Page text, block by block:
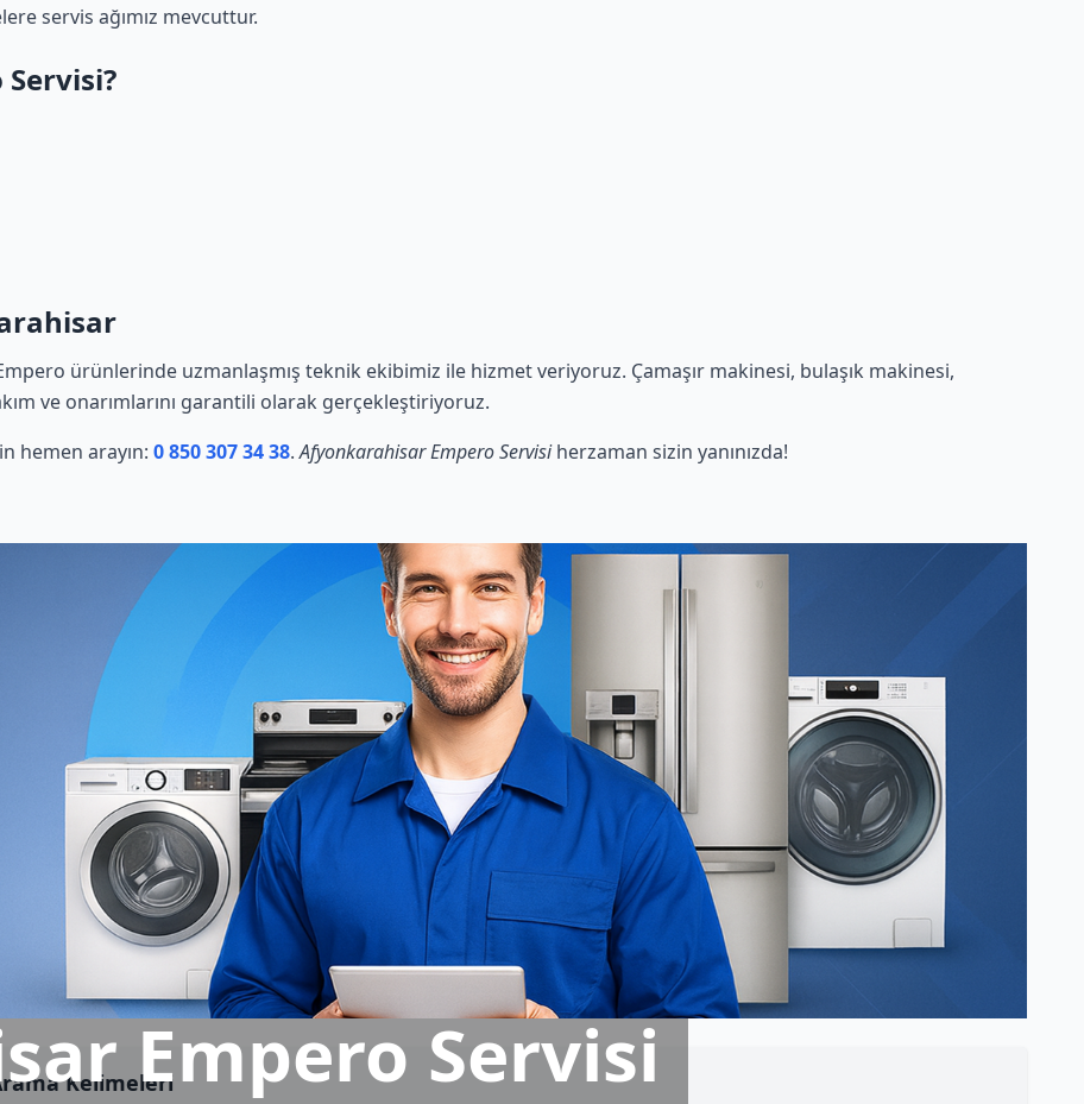
servis ağımız mevcuttur.
ürünlerinde uzmanlaşmış teknik ekibimiz ile hizmet veriyoruz. Çamaşır makinesi, bulaşık makinesi,
ve onarımlarını garantili olarak gerçekleştiriyoruz.
hemen arayın: 0 850 307 34 38.Afyonkarahisar Empero Servisiherzaman sizin yanınızda!
Empero Servisi
Kelimeleri